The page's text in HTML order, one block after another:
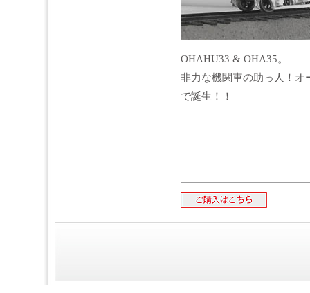
OHAHU33 & OHA35。
非力な機関車の助っ人！オ
で誕生！！